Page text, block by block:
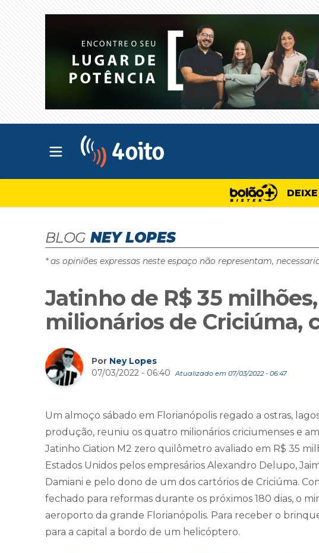
Abrir menu principal
BLOG NEY LOPES
* as opiniões expressas neste espaço não representam,
Jatinho de R$ 35
milionários de Criciúma,
Por Ney Lopes
07/03/2022 - 06:40
Atualizado em 07/03/2022 - 06:47
Um almoço sábado em Florianópolis regado a ostras,
produção, reuniu os quatro milionários criciumenses e
Jatinho Ciation M2 zero quilômetro avaliado em R$ 35
Estados Unidos pelos empresários Alexandro Delupo,
Damiani e pelo dono de um dos cartórios de Criciúma.
fechado para reformas durante os próximos 180 dias, o
aeroporto da grande Florianópolis. Para receber o
para a capital a bordo de um helicóptero.